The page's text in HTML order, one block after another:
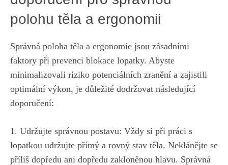
polohu těla a ergonomii
Správná poloha těla a ergonomie jsou zásadními
faktory při prevenci blokace lopatky. Abyste
minimalizovali riziko potenciálních zranění a zajistili
optimální výkon, je důležité dodržovat následující
doporučení:
1. Udržujte správnou postavu: Vždy si při práci s
lopatkou udržujte přímý a rovný stav těla. Neklánějte se
příliš dopředu ani dopředu zakloněnou hlavu. Správná